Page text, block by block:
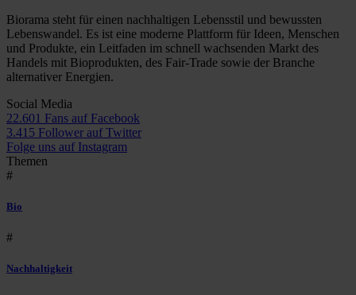
Biorama steht für einen nachhaltigen Lebensstil und bewussten
Lebenswandel. Es ist eine moderne Plattform für Ideen, Menschen
und Produkte, ein Leitfaden im schnell wachsenden Markt des
Handels mit Bioprodukten, des Fair-Trade sowie der Branche
alternativer Energien.
Social Media
22.601 Fans auf Facebook
3.415 Follower auf Twitter
Folge uns auf Instagram
Themen
#
Bio
#
Nachhaltigkeit